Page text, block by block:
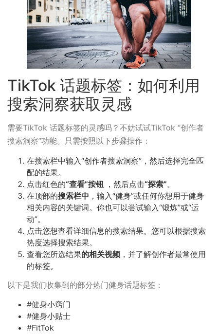
TikTok 话题标签：如何利用
搜索洞察获取灵感
需要TikTok 话题标签的灵感吗？不妨试试TikTok “创作者
搜索洞察”功能。只需按照以下步骤操作：
在搜索栏中输入“创作者搜索洞察”，然后选择完全匹
配的结果。
点击红色的“查看”按钮 ，然后点击“探索”。
在顶部的搜索栏中 ，输入“健身”或任何你想用于健身
相关内容的关键词。你也可以尝试输入“锻炼”或“运
动”。
点击您想查看详细信息的搜索结果。您可以根据搜索
热度选择搜索结果。
查看您所选结果的相关视频 ，并了解创作者最常使用
的标签。
以下是我们收集到的部分热门健身话题标签：
#健身小窍门
#健身小贴士
#FitTok